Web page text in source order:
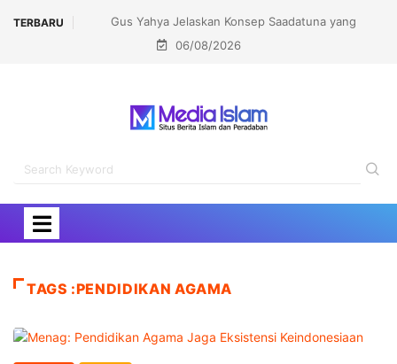
TERBARU
Gus Yahya Jelaskan Konsep Saadatuna yang
Dicetuskan Kiai Mahfudz Shiddiq
06/08/2026
TAGS :PENDIDIKAN AGAMA